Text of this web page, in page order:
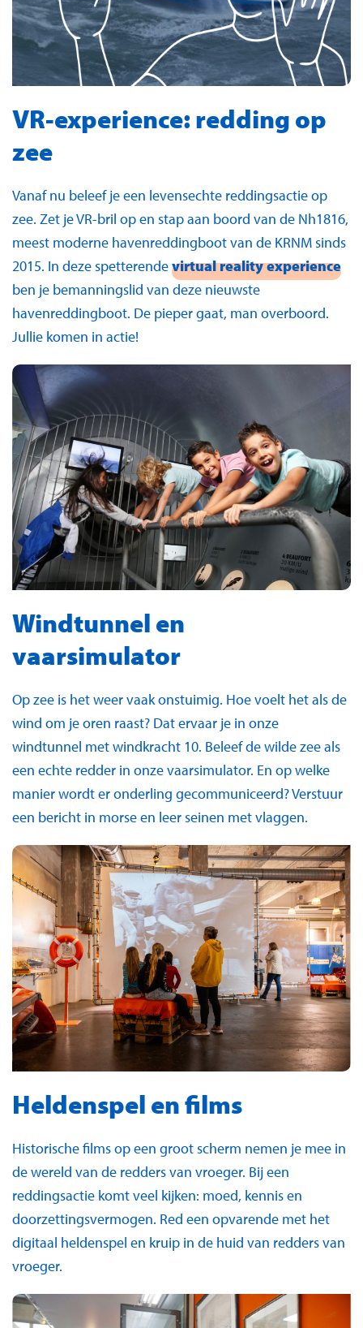
VR-experience: redding op
zee
Vanaf nu beleef je een levensechte reddingsactie op
zee. Zet je VR-bril op en stap aan boord van de Nh1816,
meest moderne havenreddingboot van de KRNM sinds
2015. In deze spetterendevirtual reality experience
ben je bemanningslid van deze nieuwste
havenreddingboot. De pieper gaat, man overboord.
Jullie komen in actie!
Windtunnel en
vaarsimulator
Op zee is het weer vaak onstuimig. Hoe voelt het als de
wind om je oren raast? Dat ervaar je in onze
windtunnel met windkracht 10. Beleef de wilde zee als
een echte redder in onze vaarsimulator. En op welke
manier wordt er onderling gecommuniceerd? Verstuur
een bericht in morse en leer seinen met vlaggen.
Heldenspel en films
Historische films op een groot scherm nemen je mee in
de wereld van de redders van vroeger. Bij een
reddingsactie komt veel kijken: moed, kennis en
doorzettingsvermogen. Red een opvarende met het
digitaal heldenspel en kruip in de huid van redders van
vroeger.